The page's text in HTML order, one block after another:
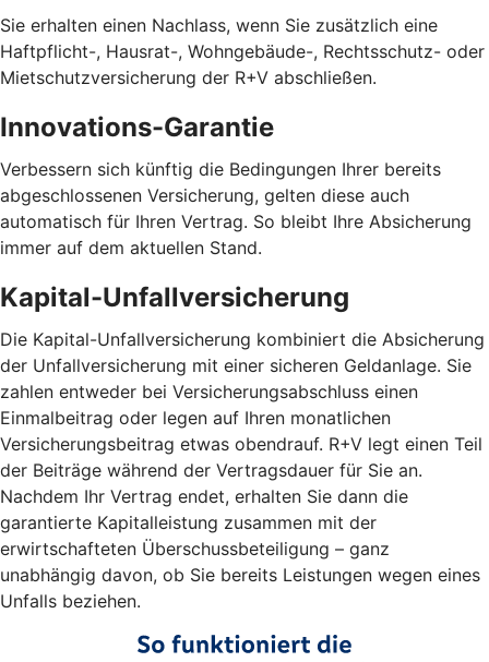
Sie erhalten einen Nachlass, wenn Sie zusätzlich eine
Haftpflicht-, Hausrat-, Wohngebäude-, Rechtsschutz- oder
Mietschutzversicherung der R+V abschließen.
Innovations-Garantie
Verbessern sich künftig die Bedingungen Ihrer bereits
abgeschlossenen Versicherung, gelten diese auch
automatisch für Ihren Vertrag. So bleibt Ihre Absicherung
immer auf dem aktuellen Stand.
Kapital-Unfallversicherung
Die Kapital-Unfallversicherung kombiniert die Absicherung
der Unfallversicherung mit einer sicheren Geldanlage. Sie
zahlen entweder bei Versicherungsabschluss einen
Einmalbeitrag oder legen auf Ihren monatlichen
Versicherungsbeitrag etwas obendrauf. R+V legt einen Teil
der Beiträge während der Vertragsdauer für Sie an.
Nachdem Ihr Vertrag endet, erhalten Sie dann die
garantierte Kapitalleistung zusammen mit der
erwirtschafteten Überschussbeteiligung – ganz
unabhängig davon, ob Sie bereits Leistungen wegen eines
Unfalls beziehen.